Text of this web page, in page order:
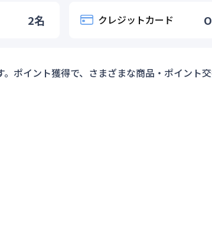
2名 クレジットカード
ポイント獲得で、さまざまな商品・ポイント